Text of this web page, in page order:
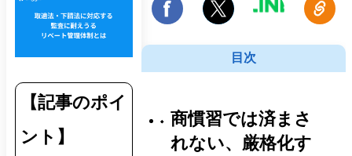
【記事のポイ
ント】
目次
商慣習では済まさ
れない、厳格化す